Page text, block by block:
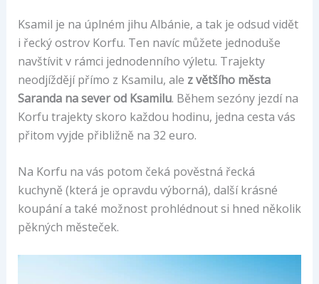
Ksamil je na úplném jihu Albánie, a tak je odsud vidět
i řecký ostrov Korfu. Ten navíc můžete jednoduše
navštívit v rámci jednodenního výletu. Trajekty
neodjíždějí přímo z Ksamilu, ale z většího města
Saranda na sever od Ksamilu. Během sezóny jezdí na
Korfu trajekty skoro každou hodinu, jedna cesta vás
přitom vyjde přibližně na 32 euro.
Na Korfu na vás potom čeká pověstná řecká
kuchyně (která je opravdu výborná), další krásné
koupání a také možnost prohlédnout si hned několik
pěkných městeček.